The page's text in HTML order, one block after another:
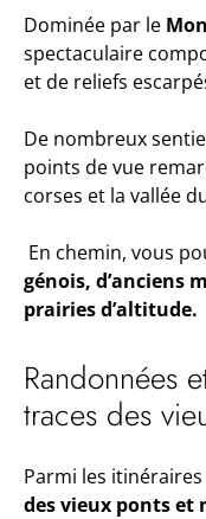
Dominée par le
spectaculaire
et de reliefs
De nombreux
points de vue
corses et la vallée
En chemin, vous
génois, d’anciens
prairies d’altitude.
Randonnées
traces des
Parmi les
des vieux ponts et